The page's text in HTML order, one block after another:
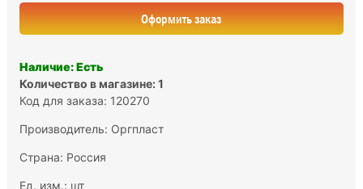
Оформить заказ
Наличие: Есть
Количество в магазине: 1
Код для заказа: 120270
Производитель: Оргпласт
Страна: Россия
Ед. изм.: шт